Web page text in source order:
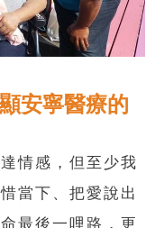
安寧醫療的
情感，但至少我
當下、把愛說出
最後一哩路，更